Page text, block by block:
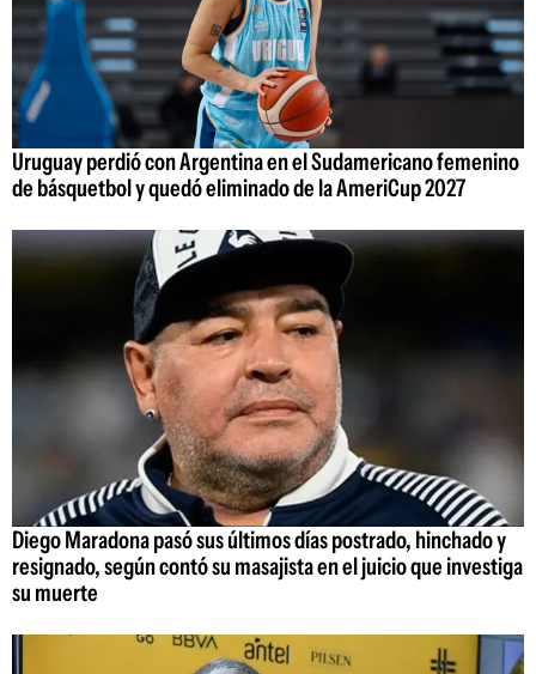
Uruguay perdió con Argentina en el Sudamericano femenino
de básquetbol y quedó eliminado de la AmeriCup 2027
Diego Maradona pasó sus últimos días postrado, hinchado y
resignado, según contó su masajista en el juicio que investiga
su muerte